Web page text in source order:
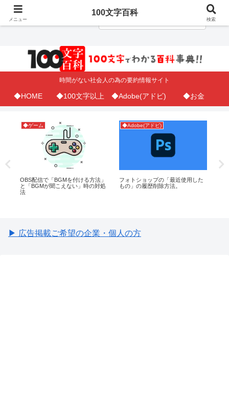
時間がない社会人の為の要約情報サイト
◆HOME ◆100文字以上 ◆Adobe(アドビ) ◆お金
◆ゲーム
OBS配信で「BGMを付ける方法」
と「BGMが聞こえない」時の対処
法
◆Adobe(アドビ)
フォトショップの「最近使用した
もの」の履歴削除方法。
▶ 広告掲載ご希望の企業・個人の方
メニュー
100文字百科
検索